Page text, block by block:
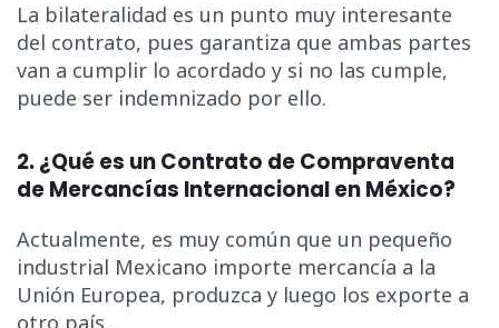
La bilateralidad es un punto muy interesante
del contrato, pues garantiza que ambas partes
van a cumplir lo acordado y si no las cumple,
puede ser indemnizado por ello.
2. ¿Qué es un Contrato de Compraventa
de Mercancías Internacional en México?
Actualmente, es muy común que un pequeño
industrial Mexicano importe mercancía a la
Unión Europea, produzca y luego los exporte a
otro país.